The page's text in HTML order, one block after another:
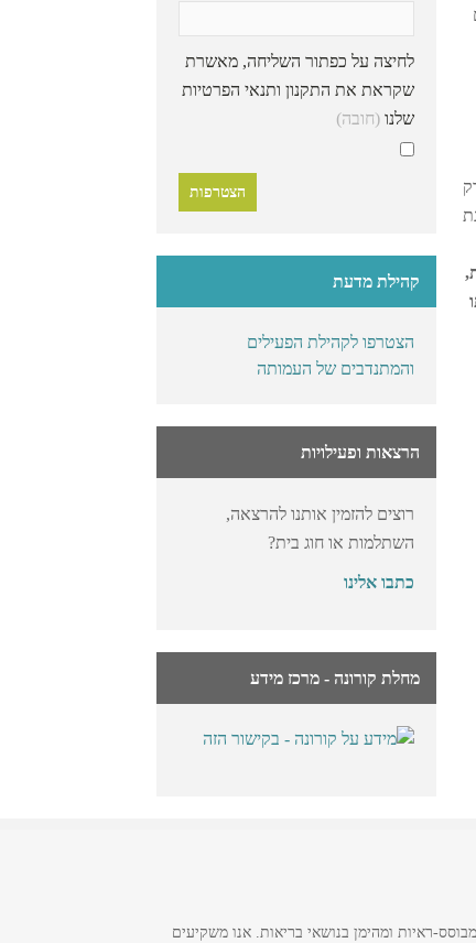
לחיצה על כפתור השליחה, מאשרת
שקראת את התקנון ותנאי הפרטיות
שלנו(חובה)
קהילת מדעת
הצטרפו לקהילת הפעילים
והמתנדבים של העמותה
הרצאות ופעילויות
רוצים להזמין אותנו להרצאה,
השתלמות או חוג בית?
כתבו אלינו
מחלת קורונה - מרכז מידע
ראיות ומהימן בנושאי בריאות. אנו משקיעים